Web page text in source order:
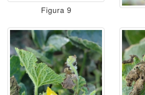
Figura 9